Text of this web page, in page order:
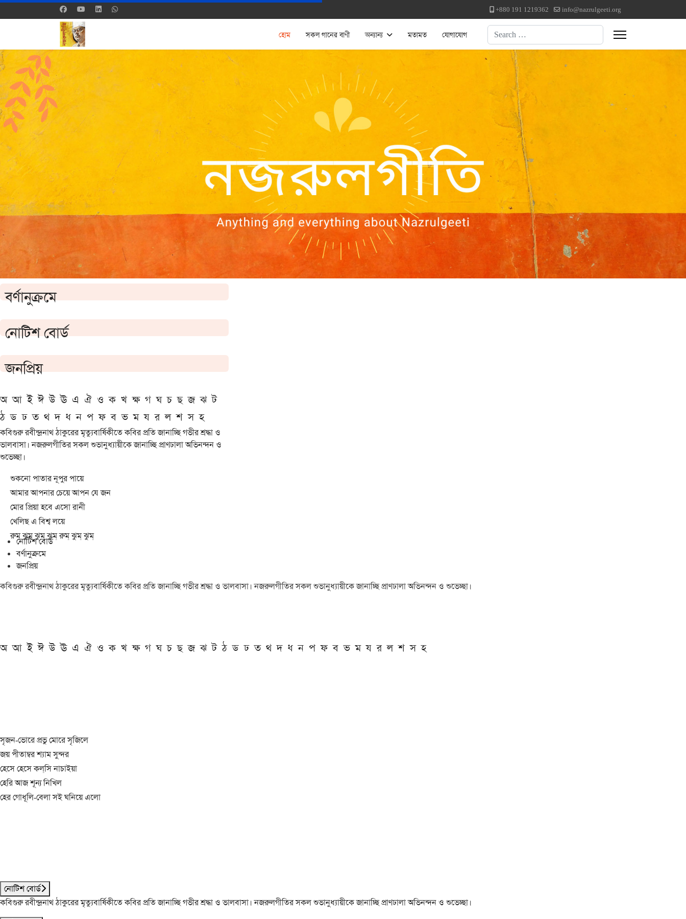
+880 191 1219362 info@nazrulgeeti.org
হোম সকল গানের বাণী অন্যান্য মতামত যোগাযোগ Search
বর্ণানুক্রমে
নোটিশ বোর্ড
জনপ্রিয়
অ আ ই ঈ উ ঊ এ ঐ ও ক খ ক্ষ গ ঘ চ ছ জ ঝ ট
ঠ ড ঢ ত থ দ ধ ন প ফ ব ভ ম য র ল শ স হ
কবিগুরু রবীন্দ্রনাথ ঠাকুরের মৃত্যুবার্ষিকীতে কবির প্রতি জানাচ্ছি গভীর শ্রদ্ধা ও
ভালবাসা। নজরুলগীতির সকল শুভানুধ্যায়ীকে জানাচ্ছি প্রাণঢালা অভিনন্দন ও
শুভেচ্ছা।
শুকনো পাতার নূপুর পায়ে
আমার আপনার চেয়ে আপন যে জন
মোর প্রিয়া হবে এসো রানী
খেলিছ এ বিশ্ব লয়ে
রুম্ ঝুম্ ঝুম্ ঝুম্ রুম্ ঝুম্ ঝুম্
নোটিশ বোর্ড
বর্ণানুক্রমে
জনপ্রিয়
কবিগুরু রবীন্দ্রনাথ ঠাকুরের মৃত্যুবার্ষিকীতে কবির প্রতি জানাচ্ছি গভীর শ্রদ্ধা ও ভালবাসা। নজরুলগীতির সকল শুভানুধ্যায়ীকে জানাচ্ছি প্রাণঢালা অভিনন্দন ও শুভেচ্ছা।
অ আ ই ঈ উ ঊ এ ঐ ও ক খ ক্ষ গ ঘ চ ছ জ ঝ ট ঠ ড ঢ ত থ দ ধ ন প ফ ব ভ ম য র ল শ স হ
সৃজন-ভোরে প্রভু মোরে সৃজিলে
জয় পীতাম্বর শ্যাম সুন্দর
হেসে হেসে কল্‌সি নাচাইয়া
হেরি আজ শূন্য নিখিল
হের গোধূলি-বেলা সই ঘনিয়ে এলো
নোটিশ বোর্ড
কবিগুরু রবীন্দ্রনাথ ঠাকুরের মৃত্যুবার্ষিকীতে কবির প্রতি জানাচ্ছি গভীর শ্রদ্ধা ও ভালবাসা। নজরুলগীতির সকল শুভানুধ্যায়ীকে জানাচ্ছি প্রাণঢালা অভিনন্দন ও শুভেচ্ছা।